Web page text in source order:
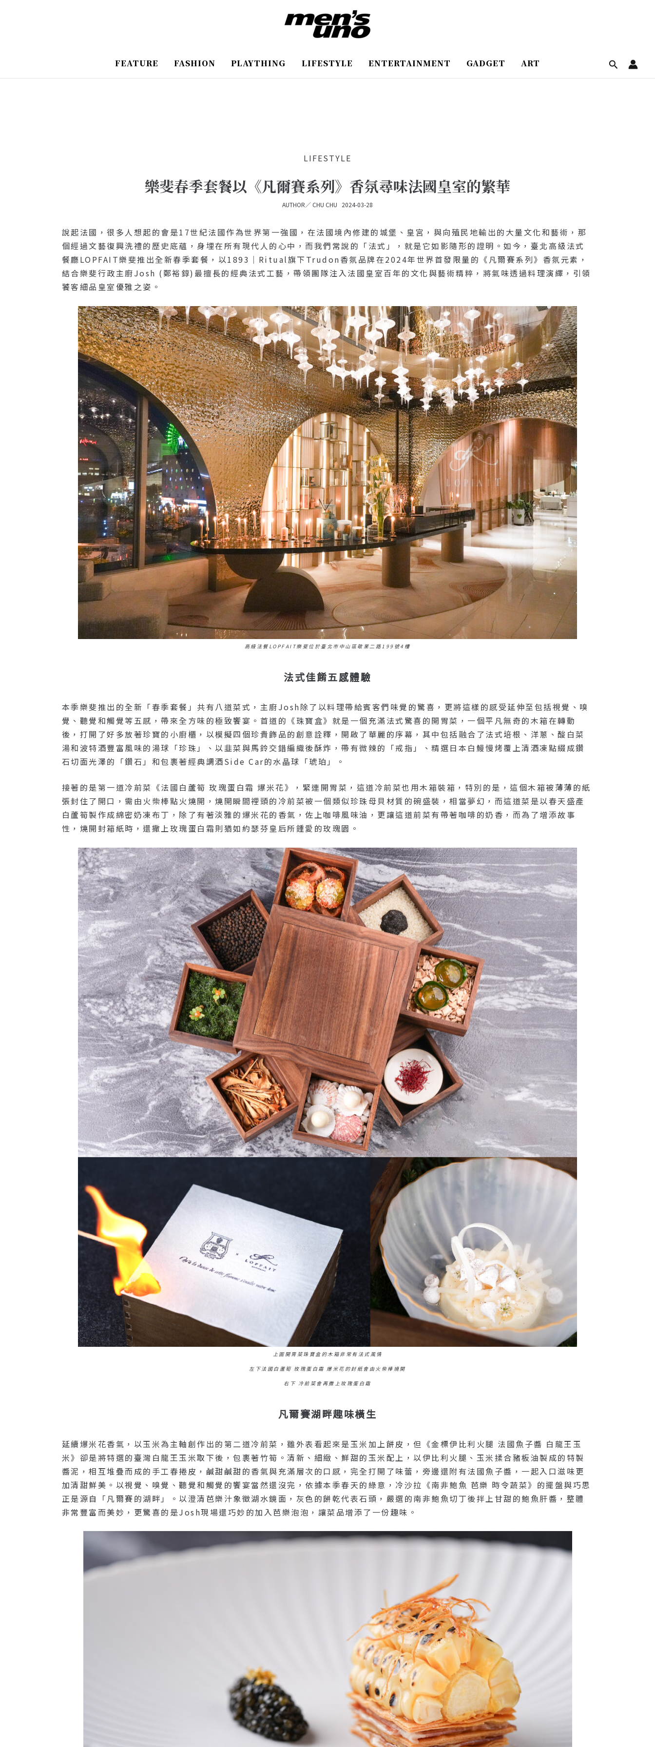
容
FEATURE FASHION PLAYTHING LIFESTYLE ENTERTAINMENT GADGET ART
LIFESTYLE
樂斐春季套餐以《凡爾賽系列》香氛尋味法國皇室的繁華
AUTHOR／CHU CHU 2024-03-28
說起法國，很多人想起的會是17世紀法國作為世界第一強國，在法國境內修建的城堡、皇宮，與向殖民地輸出的大量文化和藝術，那
個經過文藝復興洗禮的歷史底蘊，身埋在所有現代人的心中，而我們常說的「法式」，就是它如影隨形的證明。如今，臺北高級法式
餐廳LOPFAIT樂斐推出全新春季套餐，以1893｜Ritual旗下Trudon香氛品牌在2024年世界首發限量的《凡爾賽系列》香氛元素，
結合樂斐行政主廚Josh (鄭裕錞)最擅長的經典法式工藝，帶領團隊注入法國皇室百年的文化與藝術精粹，將氣味透過料理演繹，引領
饕客細品皇室優雅之姿。
高級法餐LOPFAIT樂斐位於臺北市中山區敬業二路199號4樓
法式佳餚五感體驗
本季樂斐推出的全新「春季套餐」共有八道菜式，主廚Josh除了以料理帶給賓客們味覺的驚喜，更將這樣的感受延伸至包括視覺、嗅
覺、聽覺和觸覺等五感，帶來全方味的極致饗宴。首道的《珠寶盒》就是一個充滿法式驚喜的開胃菜，一個平凡無奇的木箱在轉動
後，打開了好多放著珍寶的小廚櫃，以模擬四個珍貴飾品的創意詮釋，開啟了華麗的序幕，其中包括融合了法式培根、洋蔥、酸白菜
湯和波特酒豐富風味的湯球「珍珠」、以韭菜與馬鈴交錯編織後酥炸，帶有微辣的「戒指」、精選日本白鰻慢烤覆上清酒凍點綴成鑽
石切面光澤的「鑽石」和包裹著經典調酒Side Car的水晶球「琥珀」。
接著的是第一道冷前菜《法國白蘆筍 玫瑰蛋白霜 爆米花》，緊連開胃菜，這道冷前菜也用木箱裝箱，特別的是，這個木箱被薄薄的紙
張封住了開口，需由火柴棒點火燒開，燒開瞬間裡頭的冷前菜被一個類似珍珠母貝材質的碗盛裝，相當夢幻，而這道菜是以春天盛產
白蘆筍製作成綿密奶凍布丁，除了有著淡雅的爆米花的香氣，佐上咖啡風味油，更讓這道前菜有帶著咖啡的奶香，而為了增添故事
性，燒開封箱紙時，還撒上玫瑰蛋白霜則猶如約瑟芬皇后所鍾愛的玫瑰園。
上圖開胃菜珠寶盒的木箱非常有法式風情
左下法國白蘆筍 玫瑰蛋白霜 爆米花的封紙會由火柴棒燒開
右下 冷前菜會再撒上玫瑰蛋白霜
凡爾賽湖畔趣味橫生
延續爆米花香氣，以玉米為主軸創作出的第二道冷前菜，雖外表看起來是玉米加上餅皮，但《金標伊比利火腿 法國魚子醬 白龍王玉
米》卻是將特選的臺灣白龍王玉米取下後，包裹著竹筍。清新、細緻、鮮甜的玉米配上，以伊比利火腿、玉米揉合豬板油製成的特製
醬泥，相互堆疊而成的手工春捲皮，鹹甜鹹甜的香氣與充滿層次的口感，完全打開了味蕾，旁邊還附有法國魚子醬，一起入口滋味更
加清甜鮮美。以視覺、嗅覺、聽覺和觸覺的饗宴當然還沒完，依據本季春天的綠意，冷沙拉《南非鮑魚 芭樂 時令蔬菜》的擺盤與巧思
正是源自「凡爾賽的湖畔」。以澄清芭樂汁象徵湖水鏡面，灰色的餅乾代表石頭，嚴選的南非鮑魚切丁後拌上甘甜的鮑魚肝醬，整體
非常豐富而美妙，更驚喜的是Josh現場還巧妙的加入芭樂泡泡，讓菜品增添了一份趣味。